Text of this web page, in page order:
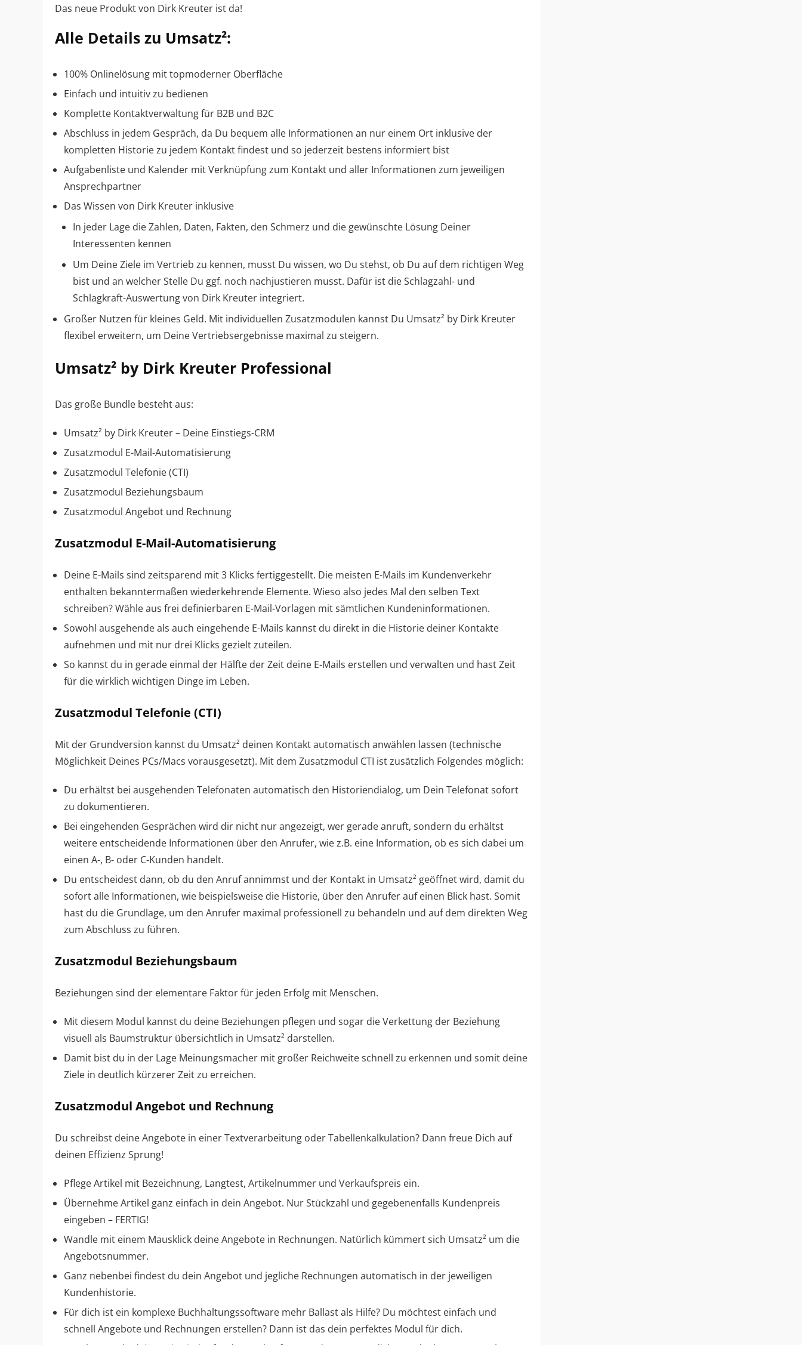
Das neue Produkt von Dirk Kreuter ist da!
Alle Details zu Umsatz²:
100% Onlinelösung mit topmoderner Oberfläche
Einfach und intuitiv zu bedienen
Komplette Kontaktverwaltung für B2B und B2C
Abschluss in jedem Gespräch, da Du bequem alle Informationen an nur einem Ort inklusive der
kompletten Historie zu jedem Kontakt findest und so jederzeit bestens informiert bist
Aufgabenliste und Kalender mit Verknüpfung zum Kontakt und aller Informationen zum jeweiligen
Ansprechpartner
Das Wissen von Dirk Kreuter inklusive
In jeder Lage die Zahlen, Daten, Fakten, den Schmerz und die gewünschte Lösung Deiner
Interessenten kennen
Um Deine Ziele im Vertrieb zu kennen, musst Du wissen, wo Du stehst, ob Du auf dem richtigen Weg
bist und an welcher Stelle Du ggf. noch nachjustieren musst. Dafür ist die Schlagzahl- und
Schlagkraft-Auswertung von Dirk Kreuter integriert.
Großer Nutzen für kleines Geld. Mit individuellen Zusatzmodulen kannst Du Umsatz² by Dirk Kreuter
flexibel erweitern, um Deine Vertriebsergebnisse maximal zu steigern.
Umsatz² by Dirk Kreuter Professional
Das große Bundle besteht aus:
Umsatz² by Dirk Kreuter – Deine Einstiegs-CRM
Zusatzmodul E-Mail-Automatisierung
Zusatzmodul Telefonie (CTI)
Zusatzmodul Beziehungsbaum
Zusatzmodul Angebot und Rechnung
Zusatzmodul E-Mail-Automatisierung
Deine E-Mails sind zeitsparend mit 3 Klicks fertiggestellt. Die meisten E-Mails im Kundenverkehr
enthalten bekanntermaßen wiederkehrende Elemente. Wieso also jedes Mal den selben Text
schreiben? Wähle aus frei definierbaren E-Mail-Vorlagen mit sämtlichen Kundeninformationen.
Sowohl ausgehende als auch eingehende E-Mails kannst du direkt in die Historie deiner Kontakte
aufnehmen und mit nur drei Klicks gezielt zuteilen.
So kannst du in gerade einmal der Hälfte der Zeit deine E-Mails erstellen und verwalten und hast Zeit
für die wirklich wichtigen Dinge im Leben.
Zusatzmodul Telefonie (CTI)
Mit der Grundversion kannst du Umsatz² deinen Kontakt automatisch anwählen lassen (technische
Möglichkeit Deines PCs/Macs vorausgesetzt). Mit dem Zusatzmodul CTI ist zusätzlich Folgendes möglich:
Du erhältst bei ausgehenden Telefonaten automatisch den Historiendialog, um Dein Telefonat sofort
zu dokumentieren.
Bei eingehenden Gesprächen wird dir nicht nur angezeigt, wer gerade anruft, sondern du erhältst
weitere entscheidende Informationen über den Anrufer, wie z.B. eine Information, ob es sich dabei um
einen A-, B- oder C-Kunden handelt.
Du entscheidest dann, ob du den Anruf annimmst und der Kontakt in Umsatz² geöffnet wird, damit du
sofort alle Informationen, wie beispielsweise die Historie, über den Anrufer auf einen Blick hast. Somit
hast du die Grundlage, um den Anrufer maximal professionell zu behandeln und auf dem direkten Weg
zum Abschluss zu führen.
Zusatzmodul Beziehungsbaum
Beziehungen sind der elementare Faktor für jeden Erfolg mit Menschen.
Mit diesem Modul kannst du deine Beziehungen pflegen und sogar die Verkettung der Beziehung
visuell als Baumstruktur übersichtlich in Umsatz² darstellen.
Damit bist du in der Lage Meinungsmacher mit großer Reichweite schnell zu erkennen und somit deine
Ziele in deutlich kürzerer Zeit zu erreichen.
Zusatzmodul Angebot und Rechnung
Du schreibst deine Angebote in einer Textverarbeitung oder Tabellenkalkulation? Dann freue Dich auf
deinen Effizienz Sprung!
Pflege Artikel mit Bezeichnung, Langtest, Artikelnummer und Verkaufspreis ein.
Übernehme Artikel ganz einfach in dein Angebot. Nur Stückzahl und gegebenenfalls Kundenpreis
eingeben – FERTIG!
Wandle mit einem Mausklick deine Angebote in Rechnungen. Natürlich kümmert sich Umsatz² um die
Angebotsnummer.
Ganz nebenbei findest du dein Angebot und jegliche Rechnungen automatisch in der jeweiligen
Kundenhistorie.
Für dich ist ein komplexe Buchhaltungssoftware mehr Ballast als Hilfe? Du möchtest einfach und
schnell Angebote und Rechnungen erstellen? Dann ist das dein perfektes Modul für dich.